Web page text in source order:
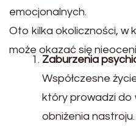
emocjonalnych.
Oto kilka okoliczności,
może okazać się
Zaburzenia
Współczesne
który prowadzi do
obniżenia